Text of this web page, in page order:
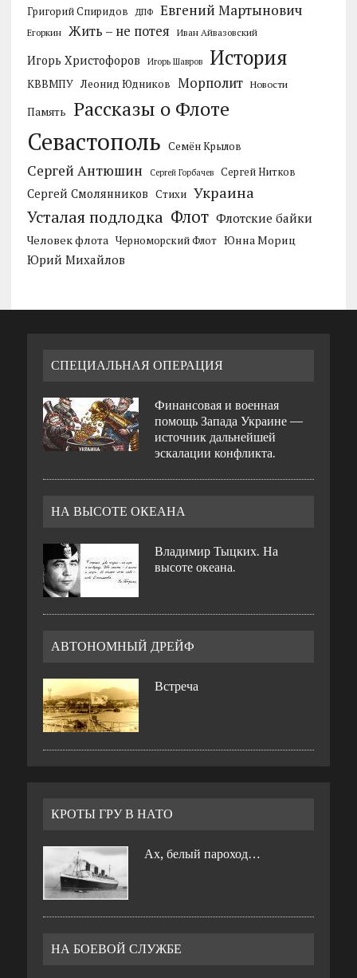
Григорий Спиридов ДПФ Евгений Мартынович
Егоркин Жить – не потея Иван Айвазовский
Игорь Христофоров Игорь Шавров История
КВВМПУ Леонид Юдников Морполит Новости
Память Рассказы о Флоте
Севастополь Семён Крылов
Сергей Антюшин Сергей Горбачев Сергей Нитков
Сергей Смолянников Стихи Украина
Усталая подлодка Флот Флотские байки
Человек флота Черноморский Флот Юнна Мориц
Юрий Михайлов
СПЕЦИАЛЬНАЯ ОПЕРАЦИЯ
Финансовая и военная
помощь Запада Украине —
источник дальнейшей
эскалации конфликта.
НА ВЫСОТЕ ОКЕАНА
Владимир Тыцких. На
высоте океана.
АВТОНОМНЫЙ ДРЕЙФ
Встреча
КРОТЫ ГРУ В НАТО
Ах, белый пароход…
НА БОЕВОЙ СЛУЖБЕ